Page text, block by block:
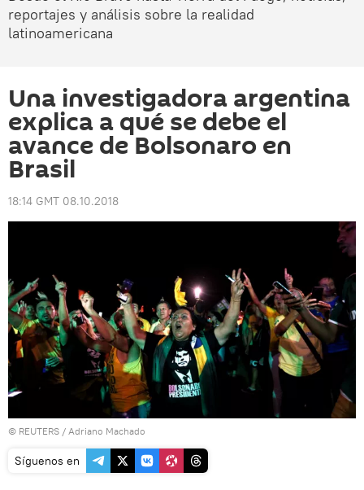
reportajes y análisis sobre la realidad
latinoamericana
Una investigadora argentina
explica a qué se debe el
avance de Bolsonaro en
Brasil
18:14 GMT 08.10.2018
© REUTERS / Adriano Machado
Síguenos en